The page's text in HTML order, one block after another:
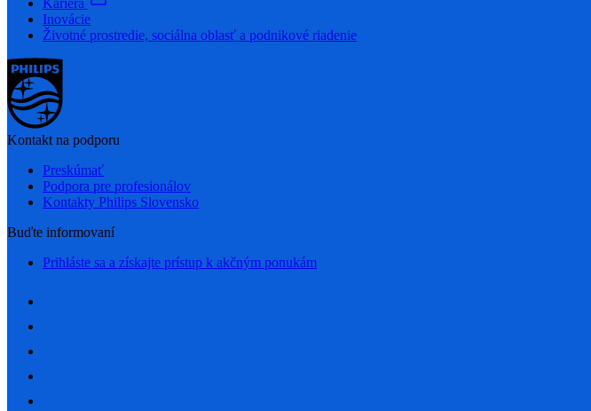
Inovácie
Životné prostredie, sociálna oblasť a podnikové riadenie
Kontakt na podporu
Preskúmať
Podpora pre profesionálov
Kontakty Philips Slovensko
Buďte informovaní
Prihláste sa a získajte prístup k akčným ponukám